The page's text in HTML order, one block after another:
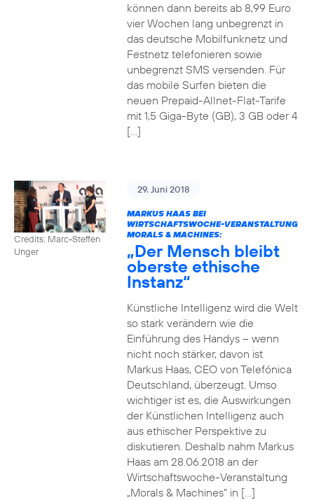
können dann bereits ab 8,99 Euro
vier Wochen lang unbegrenzt in
das deutsche Mobilfunknetz und
Festnetz telefonieren sowie
unbegrenzt SMS versenden. Für
das mobile Surfen bieten die
neuen Prepaid-Allnet-Flat-Tarife
mit 1,5 Giga-Byte (GB), 3 GB oder 4
[…]
Credits: Marc-Steffen
Unger
29. Juni 2018
MARKUS HAAS BEI
WIRTSCHAFTSWOCHE-VERANSTALTUNG
MORALS & MACHINES:
„Der Mensch bleibt
oberste ethische
Instanz“
Künstliche Intelligenz wird die Welt
so stark verändern wie die
Einführung des Handys – wenn
nicht noch stärker, davon ist
Markus Haas, CEO von Telefónica
Deutschland, überzeugt. Umso
wichtiger ist es, die Auswirkungen
der Künstlichen Intelligenz auch
aus ethischer Perspektive zu
diskutieren. Deshalb nahm Markus
Haas am 28.06.2018 an der
Wirtschaftswoche-Veranstaltung
„Morals & Machines“ in […]